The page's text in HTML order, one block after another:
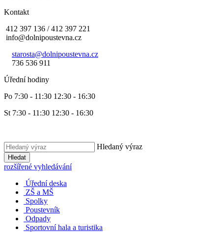
Kontakt
412 397 136 / 412 397 221
info@dolnipoustevna.cz
starosta@dolnipoustevna.cz
736 536 911
Úřední hodiny
Po 7:30 - 11:30 12:30 - 16:30
St 7:30 - 11:30 12:30 - 16:30
Hledaný výraz
Hledat
rozšířené vyhledávání
Úřední deska
ZŠ a MŠ
Spolky
Poustevník
Odpady
Sportovní hala a turistika